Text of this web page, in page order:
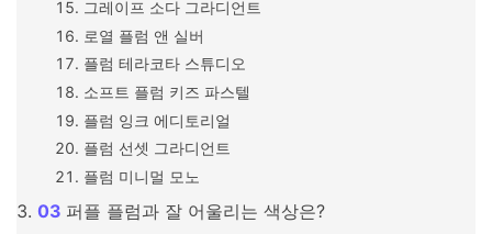
그레이프 소다 그라디언트
로열 플럼 앤 실버
플럼 테라코타 스튜디오
소프트 플럼 키즈 파스텔
플럼 잉크 에디토리얼
플럼 선셋 그라디언트
플럼 미니멀 모노
퍼플 플럼과 잘 어울리는 색상은?